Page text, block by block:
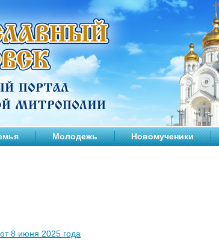
Молодежь Новомученики
8 июня 2025 года